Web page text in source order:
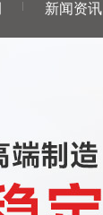
新闻资讯